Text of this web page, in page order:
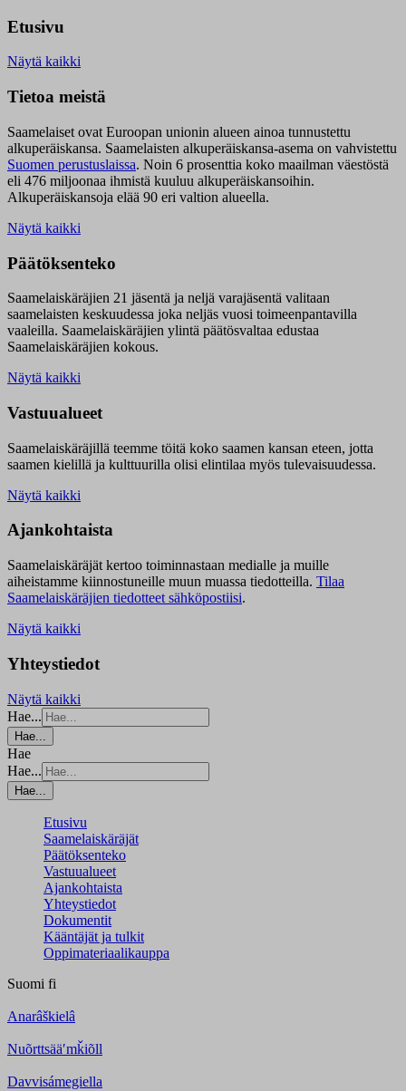
Etusivu
Näytä kaikki
Tietoa meistä
Saamelaiset ovat Euroopan unionin alueen ainoa tunnustettu
alkuperäiskansa. Saamelaisten alkuperäiskansa-asema on vahvistettu
Suomen perustuslaissa. Noin 6 prosenttia koko maailman väestöstä
eli 476 miljoonaa ihmistä kuuluu alkuperäiskansoihin.
Alkuperäiskansoja elää 90 eri valtion alueella.
Näytä kaikki
Päätöksenteko
Saamelaiskäräjien 21 jäsentä ja neljä varajäsentä valitaan
saamelaisten keskuudessa joka neljäs vuosi toimeenpantavilla
vaaleilla. Saamelaiskäräjien ylintä päätösvaltaa edustaa
Saamelaiskäräjien kokous.
Näytä kaikki
Vastuualueet
Saamelaiskäräjillä teemme töitä koko saamen kansan eteen, jotta
saamen kielillä ja kulttuurilla olisi elintilaa myös tulevaisuudessa.
Näytä kaikki
Ajankohtaista
Saamelaiskäräjät kertoo toiminnastaan medialle ja muille
aiheistamme kiinnostuneille muun muassa tiedotteilla. Tilaa
Saamelaiskäräjien tiedotteet sähköpostiisi.
Näytä kaikki
Yhteystiedot
Näytä kaikki
Hae...
Hae...
Hae
Hae...
Hae...
Etusivu
Saamelaiskäräjät
Päätöksenteko
Vastuualueet
Ajankohtaista
Yhteystiedot
Dokumentit
Kääntäjät ja tulkit
Oppimateriaalikauppa
Suomi fi
Anarâškielâ
Nuõrttsääʹmǩiõll
Davvisámegiella